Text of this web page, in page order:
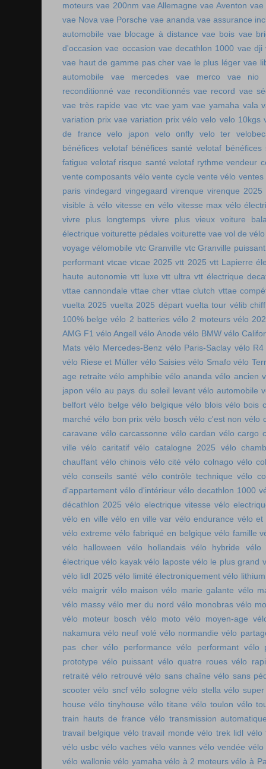
moteurs vae 200nm vae Allemagne vae Aventon vae
vae Nova vae Porsche vae ananda vae assurance
automobile vae blocage à distance vae bois vae
d'occasion vae occasion vae decathlon 1000 vae dji
vae haut de gamme pas cher vae le plus léger vae
automobile
vae mercedes vae merco
vae nio
reconditionné vae reconditionnés vae record vae
vae très rapide vae vtc vae yam vae yamaha vala
variation prix vae variation prix vélo velo velo 10kgs
de france
velo japon velo onfly velo ter
bénéfices velotaf bénéfices santé velotaf
fatigue velotaf risque santé velotaf rythme vendeur
vente composants vélo vente cycle vente vélo ventes
paris vindegard vingegaard virenque virenque 2025
visible à vélo vitesse en vélo vitesse max vélo
vivre plus longtemps
vivre plus vieux voiture
électrique voiturette pédales voiturette vae vol de
voyage vélomobile vtc Granville vtc Granville puissant
performant vtcae vtcae 2025 vtt 2025 vtt Lapierre
haute autonomie vtt luxe vtt ultra vtt électrique
vttae cannondale vttae cher vttae clutch vttae
vuelta 2025 vuelta 2025 départ vuelta tour vélib
100% belge vélo 2 batteries vélo 2 moteurs vélo
AMG F1 vélo Angell vélo Anode vélo BMW vélo
Mats vélo Mercedes-Benz vélo Paris-Saclay vélo R4
vélo Riese et Müller vélo Saisies vélo Smafo vélo
age retraite vélo amphibie vélo ananda vélo ancien
japon vélo au pays du soleil levant vélo automobile
belfort vélo belge vélo belgique vélo blois vélo bois
marché vélo bon prix vélo bosch vélo c'est non vélo
caravane vélo carcassonne vélo cardan vélo cargo
ville vélo caritatif vélo catalogne 2025
vélo
chauffant vélo chinois vélo cité vélo colnago vélo
vélo conseils santé vélo contrôle technique vélo
d'appartement vélo d'intérieur vélo decathlon 1000
décathlon 2025 vélo electrique vitesse vélo
vélo en ville vélo en ville var vélo endurance vélo et
vélo extreme vélo fabriqué en belgique vélo famille
vélo halloween
vélo hollandais vélo hybride
vélo
électrique vélo kayak vélo laposte vélo le plus grand
vélo lidl 2025 vélo limité électroniquement vélo lithium
vélo maigrir vélo maison vélo marie galante vélo
vélo massy vélo mer du nord vélo monobras vélo
vélo moteur bosch vélo moto vélo moyen-age
nakamura vélo neuf volé vélo normandie vélo
pas cher vélo performance vélo performant vélo
prototype vélo puissant vélo quatre roues vélo
retraité vélo retrouvé vélo sans chaîne vélo sans
scooter vélo sncf vélo sologne vélo stella vélo
house vélo tinyhouse vélo titane vélo toulon vélo
train hauts de france vélo transmission
travail belgique vélo travail monde vélo trek lidl vélo
vélo usbc vélo vaches vélo vannes vélo vendée vélo
vélo wallonie vélo yamaha vélo à 2 moteurs vélo à